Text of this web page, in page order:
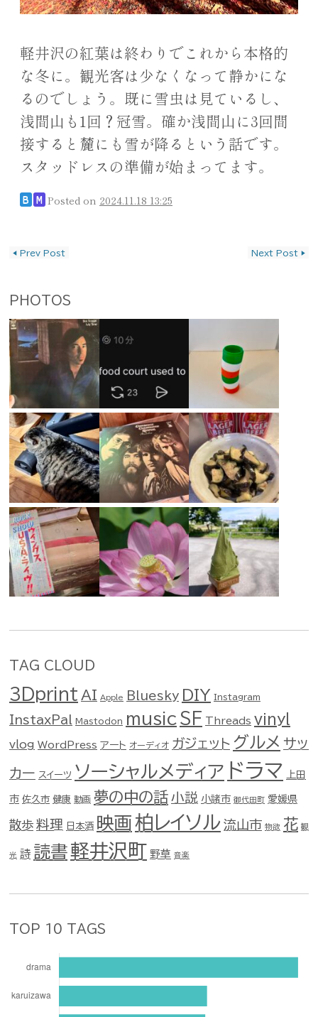
軽井沢の紅葉は終わりでこれから本格的
な冬に。観光客は少なくなって静かにな
るのでしょう。既に雪虫は見ているし、
浅間山も1回？冠雪。確か浅間山に3回間
接すると麓にも雪が降るという話です。
スタッドレスの準備が始まってます。
B M Posted on 2024.11.18 13:25
◀ Prev Post Next Post ▶
PHOTOS
TAG CLOUD
3Dprint AI Apple Bluesky DIY Instagram
InstaxPal Mastodon music SF Threads vinyl
vlog WordPress アート オーディオ ガジェット グルメ サッ
カー スイーツ ソーシャルメディア ドラマ 上田
市 佐久市 健康 動画 夢の中の話 小説 小諸市 御代田町 愛媛県
散歩 料理 日本酒 映画 柏レイソル 流山市 物欲 花 観
光 詩 読書軽井沢町 野草 音楽
TOP 10 TAGS